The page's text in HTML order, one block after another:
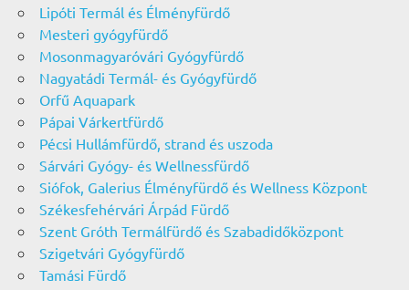
Lipóti Termál és Élményfürdő
Mesteri gyógyfürdő
Mosonmagyaróvári Gyógyfürdő
Nagyatádi Termál- és Gyógyfürdő
Orfű Aquapark
Pápai Várkertfürdő
Pécsi Hullámfürdő, strand és uszoda
Sárvári Gyógy- és Wellnessfürdő
Siófok, Galerius Élményfürdő és Wellness Központ
Székesfehérvári Árpád Fürdő
Szent Gróth Termálfürdő és Szabadidőközpont
Szigetvári Gyógyfürdő
Tamási Fürdő